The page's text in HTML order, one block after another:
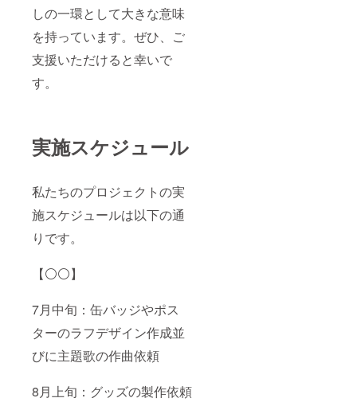
しの一環として大きな意味
を持っています。ぜひ、ご
支援いただけると幸いで
す。
実施スケジュール
私たちのプロジェクトの実
施スケジュールは以下の通
りです。
【⚪️⚪️】
7月中旬：缶バッジやポス
ターのラフデザイン作成並
びに主題歌の作曲依頼
8月上旬：グッズの製作依頼